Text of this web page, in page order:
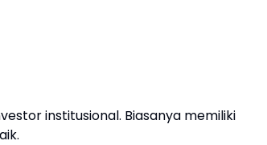
institusional. Biasanya memiliki